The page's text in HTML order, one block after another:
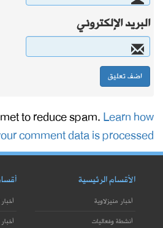
البريد الإلكتروني
to reduce spam.Learn how
comment data is processed.
الأقسام الرئيسية
أخبار منيزلاوية
أنشطة وفعاليات